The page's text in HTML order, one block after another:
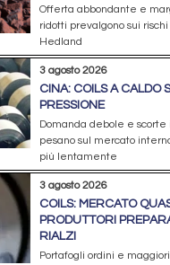
Offerta abbondante e
ridotti prevalgono sui
Hedland
3 agosto 2026
CINA: COILS A CALDO
PRESSIONE
Domanda debole e
pesano sul mercato
più lentamente
3 agosto 2026
COILS: MERCATO
PRODUTTORI
RIALZI
Portafogli ordini e